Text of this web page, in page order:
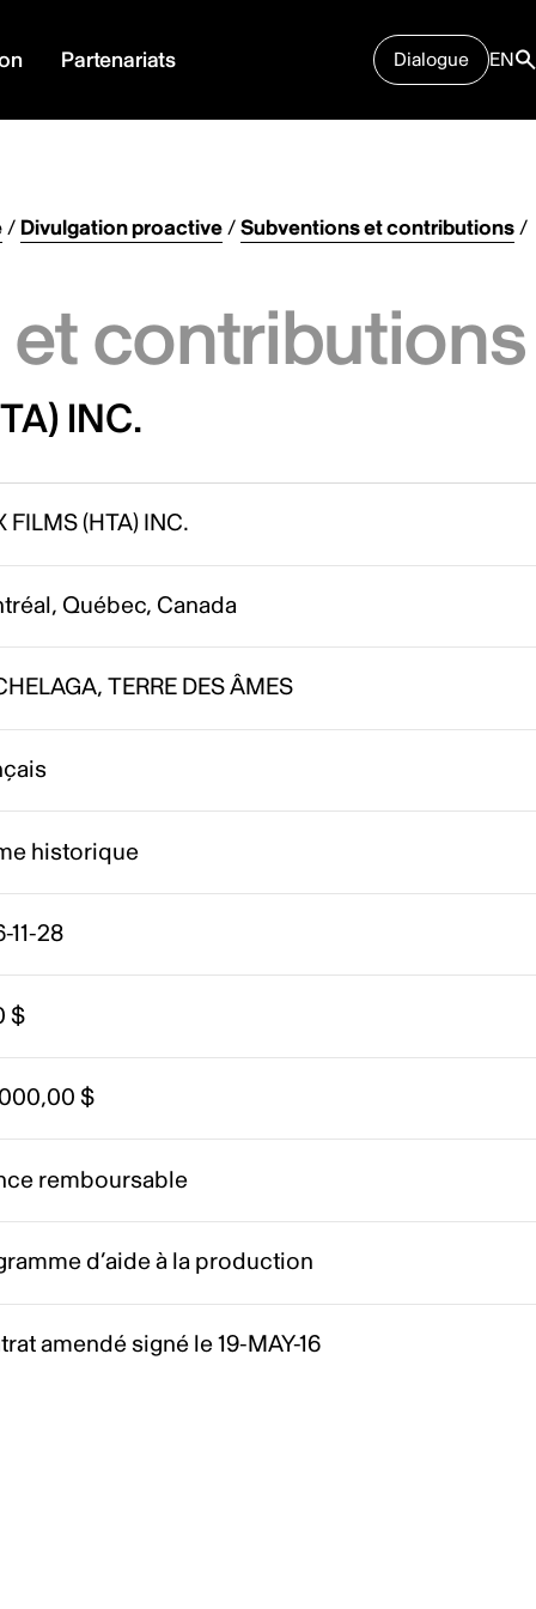
Partenariats Dialogue EN
/ Divulgation proactive/Subventions et contributions/
contributions
INC.
FILMS (HTA) INC.
Québec, Canada
TERRE DES ÂMES
historique
11-28
$
$
remboursable
d’aide à la production
amendé signé le 19-MAY-16